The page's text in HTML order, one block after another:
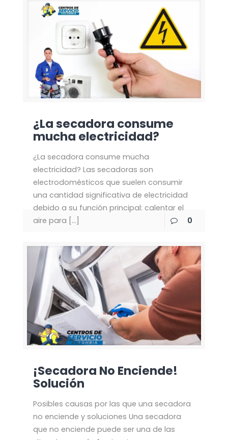
¿La secadora consume
mucha electricidad?
¿La secadora consume mucha
electricidad? Las secadoras son
electrodomésticos que suelen consumir
una cantidad significativa de electricidad
debido a su función principal: calentar el
aire para […] 0
¡Secadora No Enciende!
Solución
Posibles causas por las que una secadora
no enciende y soluciones Una secadora
que no enciende puede ser una de las